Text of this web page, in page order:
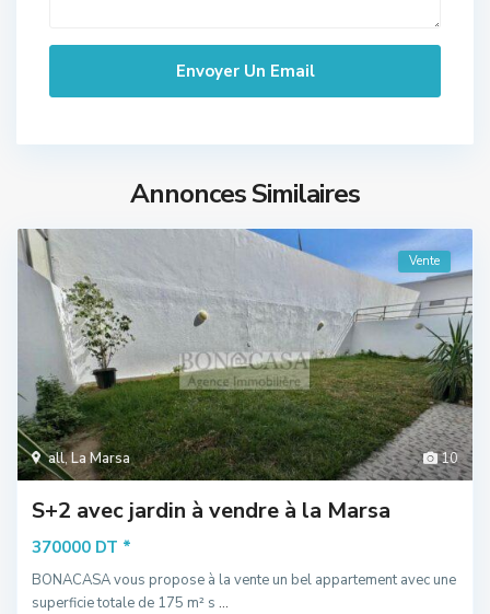
Annonces Similaires
10
all,La Marsa
Vente
S+2 avec jardin à vendre à la Marsa
370000 DT *
BONACASA vous propose à la vente un bel appartement avec une
superficie totale de 175 m² s ...